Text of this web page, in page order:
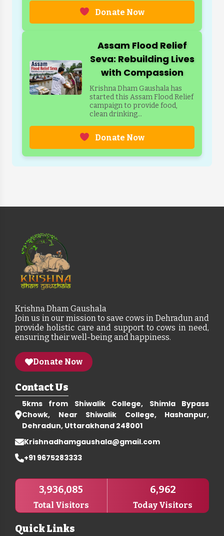
Donate Now
Assam Flood Relief
Seva: Rebuilding Lives
with Compassion
Krishna Dham Gaushala has
started this Assam Flood Relief
campaign to provide food,
clean drinking...
Donate Now
Krishna Dham Gaushala
Join us in our mission to save cows in Dehradun and
provide holistic care and support to cows in need,
ensuring their well-being and happiness.
Donate Now
Contact Us
5kms from Shiwalik College, Shimla Bypass
Chowk, Near Shiwalik College, Hashanpur,
Dehradun, Uttarakhand 248001
Krishnadhamgaushala@gmail.com
+91 9675283333
3,936,085
Total Visitors
6,962
Today Visitors
Quick Links